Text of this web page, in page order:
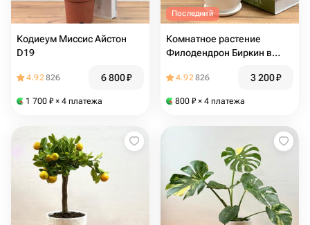
Кодиеум Миссис Айстон
D19
4.92826 6 800₽
1 700 ₽ × 4 платежа
Последний
Комнатное растение
Филодендрон Биркин в
4.92826 3 200₽
800 ₽ × 4 платежа